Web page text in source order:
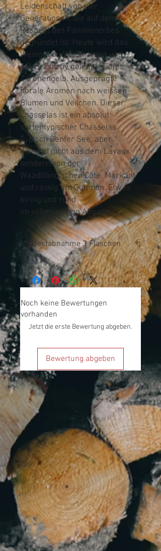
Leidenschaft von vier
Generationen, die auf dem
Respekt des Familienerbes
gegründet ist. Heute wird das
Weingut durch Christian und
Julien Dutruy geleitet. Tiefes
Zitronengelb. Ausgeprägte
florale Aromen nach weissen
Blumen und Veilchen. Dieser
Chasselas ist ein absolut
sortentypischer Chasselas.
Typisch Genfer See, aber
diesmal nicht aus dem Lavaux
sondern von der
Waadtländischen Côte. Markant
und rassig am Gaumen. Etwas
birnig und rund
im vollmundigen Abgang.
Mindestabnahme 3 Flaschen
Noch keine Bewertungen
vorhanden
Jetzt die erste Bewertung abgeben.
Bewertung abgeben